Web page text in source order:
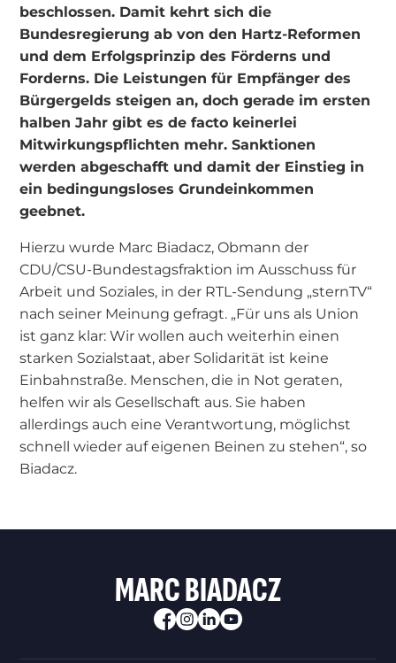
beschlossen. Damit kehrt sich die
Bundesregierung ab von den Hartz-Reformen
und dem Erfolgsprinzip des Förderns und
Forderns. Die Leistungen für Empfänger des
Bürgergelds steigen an, doch gerade im ersten
halben Jahr gibt es de facto keinerlei
Mitwirkungspflichten mehr. Sanktionen
werden abgeschafft und damit der Einstieg in
ein bedingungsloses Grundeinkommen
geebnet.
Hierzu wurde Marc Biadacz, Obmann der
CDU/CSU-Bundestagsfraktion im Ausschuss für
Arbeit und Soziales, in der RTL-Sendung „sternTV“
nach seiner Meinung gefragt. „Für uns als Union
ist ganz klar: Wir wollen auch weiterhin einen
starken Sozialstaat, aber Solidarität ist keine
Einbahnstraße. Menschen, die in Not geraten,
helfen wir als Gesellschaft aus. Sie haben
allerdings auch eine Verantwortung, möglichst
schnell wieder auf eigenen Beinen zu stehen“, so
Biadacz.
MARC BIADACZ